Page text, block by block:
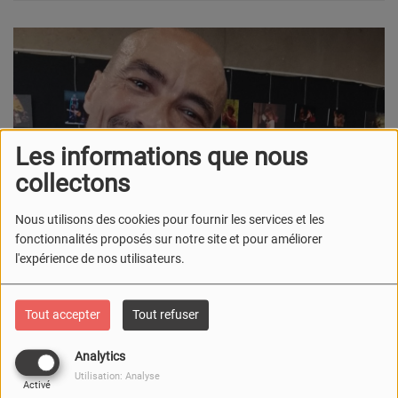
Les informations que nous
collectons
Nous utilisons des cookies pour fournir les services et les
fonctionnalités proposés sur notre site et pour améliorer
l'expérience de nos utilisateurs.
Tout accepter Tout refuser
Analytics
Activé
Utilisation: Analyse